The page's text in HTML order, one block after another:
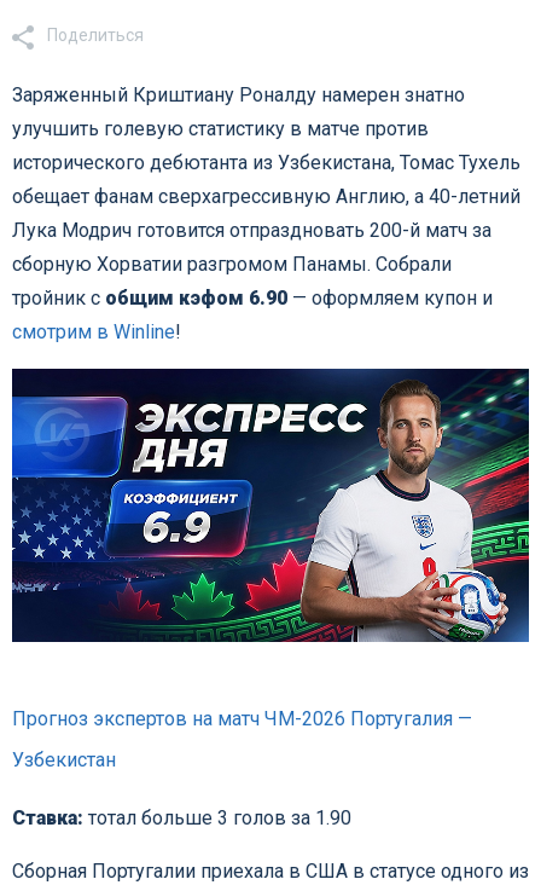
Поделиться
Заряженный Криштиану Роналду намерен знатно
улучшить голевую статистику в матче против
исторического дебютанта из Узбекистана, Томас Тухель
обещает фанам сверхагрессивную Англию, а 40-летний
Лука Модрич готовится отпраздновать 200-й матч за
сборную Хорватии разгромом Панамы. Собрали
тройник с общим кэфом 6.90 — оформляем купон и
смотрим в Winline!
Прогноз экспертов на матч ЧМ-2026 Португалия —
Узбекистан
Ставка: тотал больше 3 голов за 1.90
Сборная Португалии приехала в США в статусе одного из